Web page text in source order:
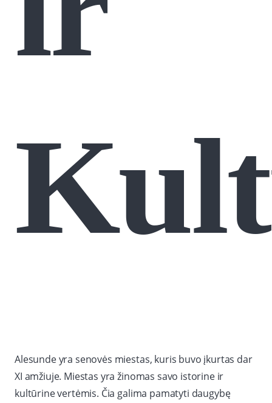
Alesunde yra senovės miestas, kuris buvo įkurtas dar
XI amžiuje. Miestas yra žinomas savo istorine ir
kultūrine vertėmis. Čia galima pamatyti daugybę